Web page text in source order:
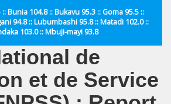
Bunia 104.8 :: Bukavu 95.3 :: Goma 95.5 ::
94.8 :: Lubumbashi 95.8 :: Matadi 102.0 ::
103.0 :: Mbuji-mayi 93.8
de
et de Service